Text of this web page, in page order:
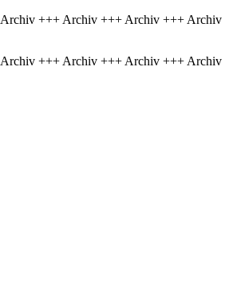
+++ Archiv +++ Archiv +++ Archiv
+++ Archiv +++ Archiv +++ Archiv